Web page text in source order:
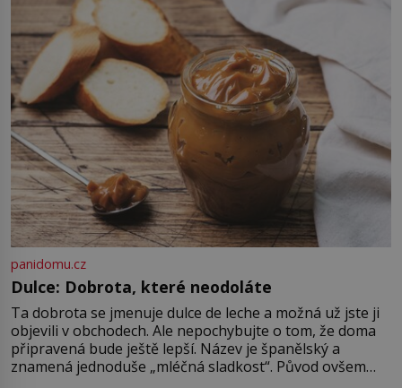
na jméno. Neustále se předhání v
plánování sabotáží, […]
panidomu.cz
Dulce: Dobrota, které neodoláte
Ta dobrota se jmenuje dulce de leche a možná už jste ji
objevili v obchodech. Ale nepochybujte o tom, že doma
připravená bude ještě lepší. Název je španělský a
znamená jednoduše „mléčná sladkost“. Původ ovšem